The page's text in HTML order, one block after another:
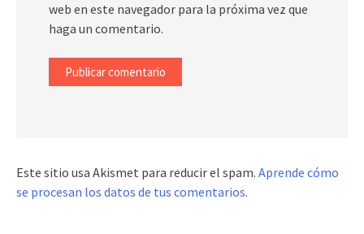
web en este navegador para la próxima vez que
haga un comentario.
Este sitio usa Akismet para reducir el spam. Aprende cómo
se procesan los datos de tus comentarios.